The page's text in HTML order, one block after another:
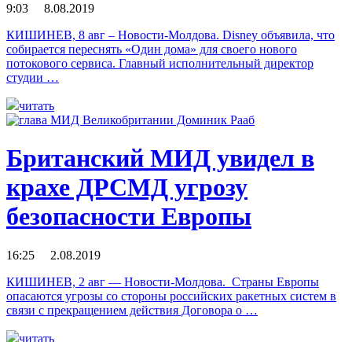
9:03 8.08.2019
КИШИНЕВ, 8 авг – Новости-Молдова. Disney объявила, что
собирается переснять «Один дома» для своего нового
потокового сервиса. Главный исполнительный директор
студии …
читать
Британский МИД увидел в
крахе ДРСМД угрозу
безопасности Европы
16:25 2.08.2019
КИШИНЕВ, 2 авг — Новости-Молдова. Страны Европы
опасаются угрозы со стороны российских ракетных систем в
связи с прекращением действия Договора о …
читать